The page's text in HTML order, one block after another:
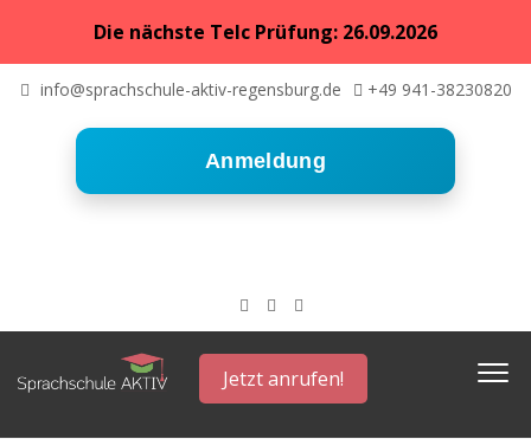
Die nächste Telc Prüfung: 26.09.2026
info@sprachschule-aktiv-regensburg.de +49 941-38230820
Anmeldung
Jetzt anrufen!